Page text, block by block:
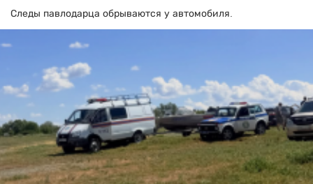
Следы павлодарца обрываются у автомобиля.